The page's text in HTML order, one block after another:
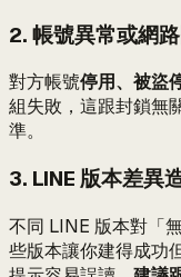
2. 帳號異常或網
對方帳號停用、被盜
組失敗，這跟封鎖無
準。
3. LINE 版本差異
不同 LINE 版本對「
些版本讓你建得成功